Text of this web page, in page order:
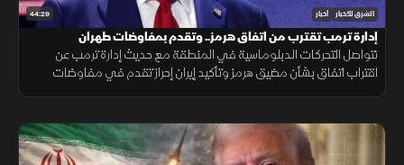
44:29 الشرق للأخبار أخبار
إدارة ترمب تقترب من اتفاق هرمز.. وتقدم بمفاوضات طهران
تتواصل التحركات الدبلوماسية في المنطقة مع حديث إدارة ترمب عن
اقتراب اتفاق بشأن مضيق هرمز وتأكيد إيران إحراز تقدم في مفاوضات